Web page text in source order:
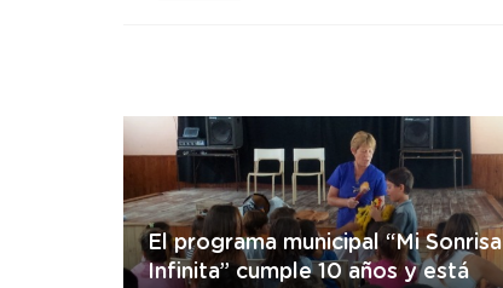
in
El programa municipal “Mi Sonrisa
Infinita” cumple 10 años y está